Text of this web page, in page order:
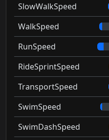
SlowWalkSpeed
WalkSpeed
RunSpeed
RideSprintSpeed
TransportSpeed
SwimSpeed
SwimDashSpeed